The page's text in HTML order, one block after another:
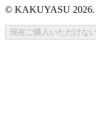
© KAKUYASU 2026.
現在ご購入いただけな